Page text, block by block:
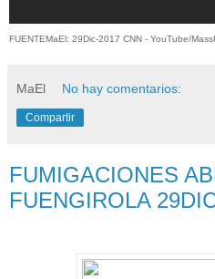
FUENTEMaEl: 29Dic-2017 CNN - YouTube/
MaEl No hay comentarios:
Compartir
FUMIGACIONES
FUENGIROLA